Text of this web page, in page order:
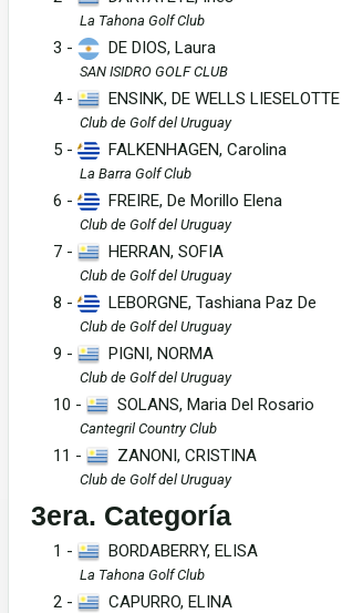
La Tahona Golf Club
3 - DE DIOS, Laura
SAN ISIDRO GOLF CLUB
4 - ENSINK, DE WELLS LIESELOTTE
Club de Golf del Uruguay
5 - FALKENHAGEN, Carolina
La Barra Golf Club
6 - FREIRE, De Morillo Elena
Club de Golf del Uruguay
7 - HERRAN, SOFIA
Club de Golf del Uruguay
8 - LEBORGNE, Tashiana Paz De
Club de Golf del Uruguay
9 - PIGNI, NORMA
Club de Golf del Uruguay
10 - SOLANS, Maria Del Rosario
Cantegril Country Club
11 - ZANONI, CRISTINA
Club de Golf del Uruguay
3era. Categoría
1 - BORDABERRY, ELISA
La Tahona Golf Club
2 - CAPURRO, ELINA